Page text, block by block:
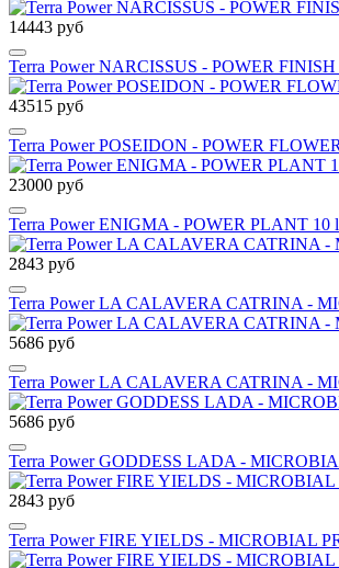
14443 руб
Terra Power NARCISSUS - POWER
43515 руб
Terra Power POSEIDON - POWER
23000 руб
Terra Power ENIGMA - POWER PLANT 10
2843 руб
Terra Power LA CALAVERA CATRINA -
5686 руб
Terra Power LA CALAVERA CATRINA -
5686 руб
Terra Power GODDESS LADA -
2843 руб
Terra Power FIRE YIELDS - MICROBIAL